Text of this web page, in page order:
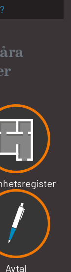
Avtal